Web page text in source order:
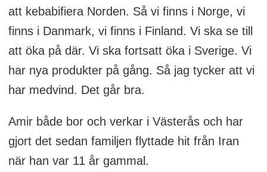
att kebabifiera Norden. Så vi finns i Norge, vi
finns i Danmark, vi finns i Finland. Vi ska se till
att öka på där. Vi ska fortsatt öka i Sverige. Vi
har nya produkter på gång. Så jag tycker att vi
har medvind. Det går bra.
Amir både bor och verkar i Västerås och har
gjort det sedan familjen flyttade hit från Iran
när han var 11 år gammal.